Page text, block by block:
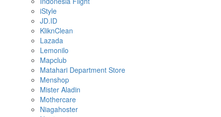
iStyle
JD.ID
KliknClean
Lazada
Lemonilo
Mapclub
Matahari Department Store
Menshop
Mister Aladin
Mothercare
Niagahoster